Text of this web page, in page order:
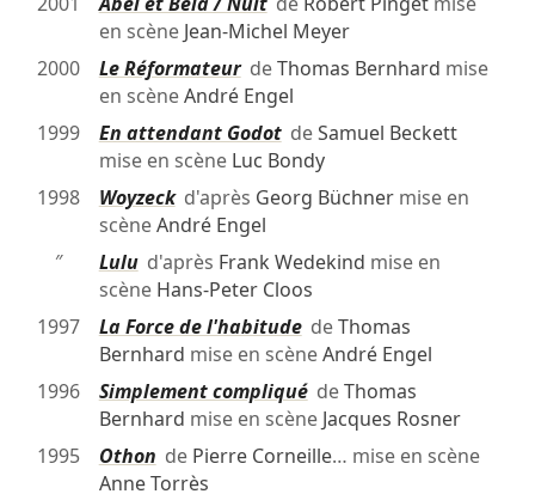
en scène Jean-Michel Meyer
2000
Le RéformateurdeThomas Bernhard mise
en scèneAndré Engel
1999
En attendant GodotdeSamuel Beckett
mise en scène Luc Bondy
1998
Woyzeckd'après Georg Büchnermise en
scèneAndré Engel
″
Lulud'après Frank Wedekind mise en
scène Hans-Peter Cloos
1997
La Force de l'habitudedeThomas
Bernhard mise en scèneAndré Engel
1996
Simplement compliquédeThomas
Bernhard mise en scène Jacques Rosner
1995
Othon de Pierre Corneille… mise en scène
Anne Torrès